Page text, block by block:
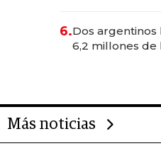
6.Dos argentinos
6,2 millones de
Más noticias